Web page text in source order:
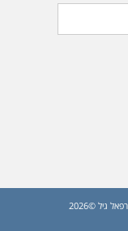
כל הזכויות שמורות לאיגוד המהנדסים והמהנדס רפאל גיל ©2026